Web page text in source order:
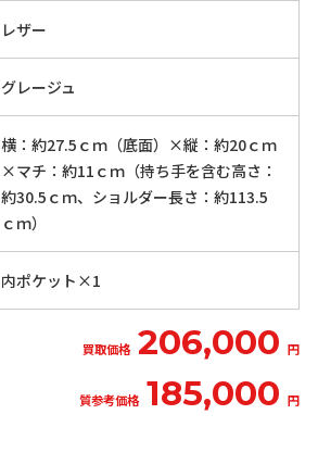
レザー
グレージュ
横：約27.5ｃｍ（底面）×縦：約20ｃｍ
×マチ：約11ｃｍ（持ち手を含む高さ：
約30.5ｃｍ、ショルダー長さ：約113.5
ｃｍ）
内ポケット×1
買取価格 206,000 円
質参考価格 185,000 円